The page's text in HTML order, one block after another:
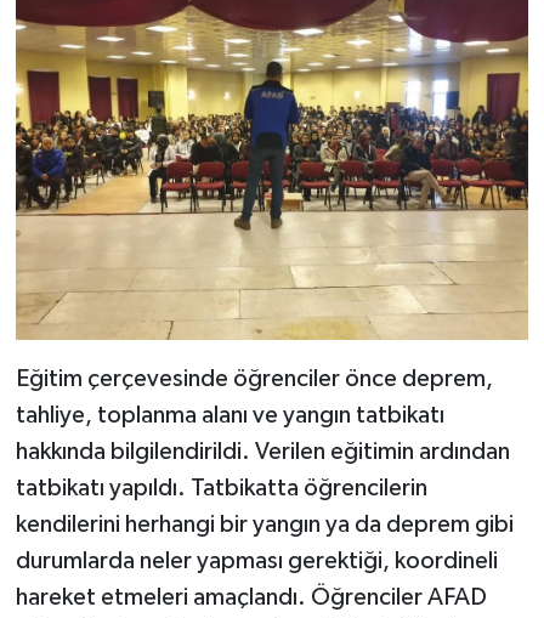
Eğitim çerçevesinde öğrenciler önce deprem,
tahliye, toplanma alanı ve yangın tatbikatı
hakkında bilgilendirildi. Verilen eğitimin ardından
tatbikatı yapıldı. Tatbikatta öğrencilerin
kendilerini herhangi bir yangın ya da deprem gibi
durumlarda neler yapması gerektiği, koordineli
hareket etmeleri amaçlandı. Öğrenciler AFAD